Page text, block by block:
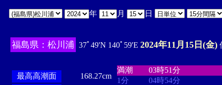
年 月 日
福島県：松川浦 37ﾟ49'N 140ﾟ59'E 2024年11月15日(金)
最高高潮面
168.27cm
満潮
03時51分
1分
04時54分